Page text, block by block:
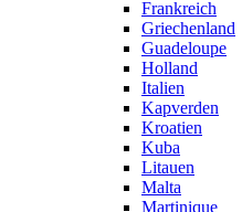
Frankreich
Griechenland
Guadeloupe
Holland
Italien
Kapverden
Kroatien
Kuba
Litauen
Malta
Martinique